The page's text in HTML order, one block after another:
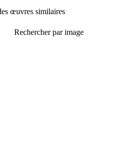
œuvres similaires
Rechercher par image